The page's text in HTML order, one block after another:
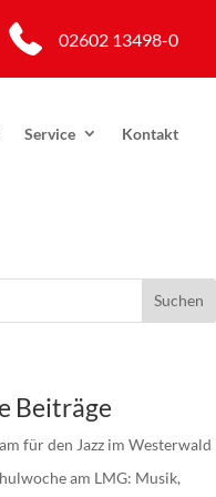
02602 13498-0
Service Kontakt
Suchen
Beiträge
für den Jazz im Westerwald
am LMG: Musik,